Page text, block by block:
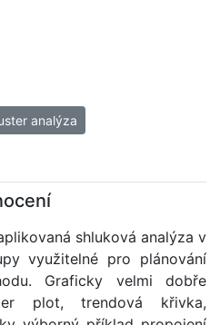
analýza
shluková analýza v
využitelné pro plánování
Graficky velmi dobře
plot, trendová křivka,